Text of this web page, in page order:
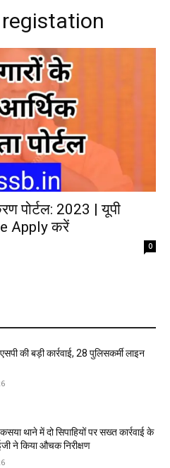
पोर्टल: 2023 | यूपी
Apply करें
0
की बड़ी कार्रवाई, 28 पुलिसकर्मी लाइन
थाने में दो सिपाहियों पर सख्त कार्रवाई के
ने किया औचक निरीक्षण